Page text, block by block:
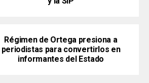
Régimen de Ortega presiona a
periodistas para convertirlos en
informantes del Estado